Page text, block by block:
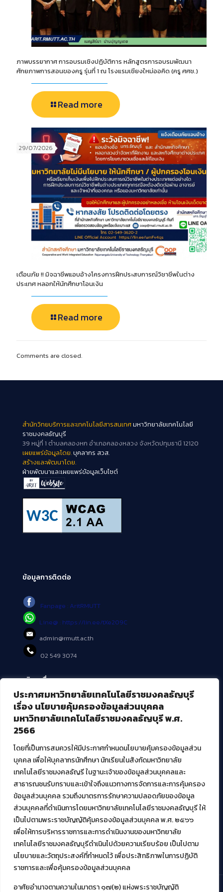
ประกาศมหาวิทยาลัยเทคโนโลยีราชมงคลธัญบุรี
เรื่อง นโยบายคุ้มครองข้อมูลส่วนบุคคล
มหาวิทยาลัยเทคโนโลยีราชมงคลธัญบุรี พ.ศ.
2566
โดยที่เป็นการสมควรให้มีประกาศกำหนดนโยบายคุ้มครองข้อมูลส่วน
บุคคล เพื่อให้บุคลากรนักศึกษา นักเรียนในสังกัดมหาวิทยาลัย
เทคโนโลยีราชมงคลธัญรี ในฐานะเจ้าของข้อมูลส่วนบุคคลและ
สาธารณชนรับทราบและเข้าใจถึงแนวทางการจัดการและการคุ้มครอง
ข้อมูลส่วนบุคคล รวมถึงมาตรการรักษาความปลอดภัยของข้อมูล
ส่วนบุคคลที่ดำเนินการโดยมหาวิทยาลัยเทคโนโลยีราชมงคลธัญบุรี ให้
เป็นไปตามพระราชบัญญัติคุ้มครองข้อมูลส่วนบุคคล พ.ศ. ๒๕๖๖
เพื่อให้การบริหารราชการและการดำเนินงานของมหาวิทยาลัย
เทคโนโลยีราชมงคลธัญบุรีดำเนินไปด้วยความเรียบร้อย เป็นไปตาม
นโยบายและวัตถุประสงค์ที่กำหนดไว้ เพื่อประสิทธิภาพในการปฏิบัติ
ราชการและเพื่อคุ้มครองข้อมูลส่วนบุคคล
อาศัยอำนาจตามความในมาตรา ๑๗(๒) แห่งพระราชบัญญัติ
ภาพบรรยากาศ การอบรมเชิงปฏิบัติการ หลักสูตรการอบรมพัฒนา
ศักยภาพการสอนของครู รุ่นที่ 1 ณ โรงแรมเชียงใหม่ออคิด (ครู ศศช.)
Read more
29/07/2026
เตือนภัย !! มิจฉาชีพแอบอ้างโครงการฝึกประสบการณ์วิชาชีพในต่าง
ประเทศ หลอกให้นักศึกษาโอนเงิน
Read more
Comments are closed.
สำนักวิทยบริการและเทคโนโลยีสารสนเทศมหาวิทยาลัยเทคโนโลยี
ราชมงคลธัญบุรี
39 หมู่ที่ 1 ตำบลคลองหก อำเภอคลองหลวง จังหวัดปทุมธานี 12120
เผยแพร่ข้อมูลโดย.บุคลากร สวส.
สร้างและพัฒนาโดย.
ฝ่ายพัฒนาและเผยแพร่ข้อมูลเว็บไซต์
ข้อมูลการติดต่อ
Fanpage : AritRMUTT
Line@ : https://lin.ee/tXe209C
admin@rmutt.ac.th
02 549 3074
บริการอื่นๆ ของ สวส.
ศูนย์สื่อดิจิทัล
ศูนย์นวัตกรรมและความรู้
ศูนย์พัฒนาและบริการนวัตกรรมดิจิทัล
สมัยใหม่ (MoSeC)
งานบริการวิชาการให้กับหน่วยงานภายนอก
โครงการส่งเสริมและพัฒนาผู้ประกอบการ SME โดย. มทร.ธัญบุรี
กิจกรรมการเชื่อมโยงเครือข่ายผู้ให้บริการเครื่องจักรกลทางการ
เกษตร ภายใต้โครงการส่งเสริมการรแปรรูปสินค้าเกษตรระดับชุมชน
กรมส่งเสริมอุตสาหกรรม
โครงการยกระดับเศรษฐกิจและสังคมรายตำบลแบบบูรณาการ (1
ตำบล 1 มหาวิทยาลัย)